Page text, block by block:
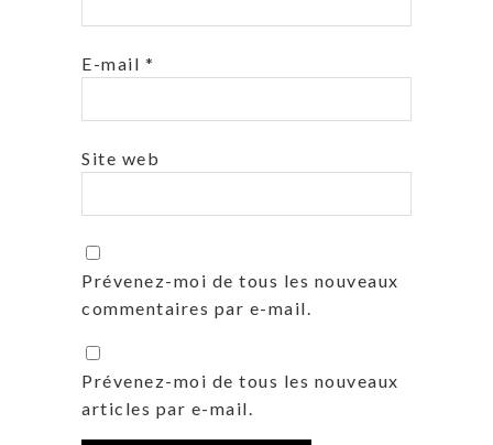
E-mail *
Site web
Prévenez-moi de tous les nouveaux
commentaires par e-mail.
Prévenez-moi de tous les nouveaux
articles par e-mail.